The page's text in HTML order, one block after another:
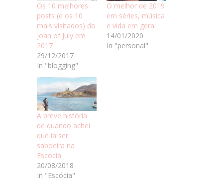
Os 10 melhores
posts (e os 10
mais visitados) do
Joan of July em
2017
29/12/2017
In "blogging"
O melhor de 2019
em séries, música
e vida em geral
14/01/2020
In "personal"
A breve história
de quando achei
que ia ser
saboeira na
Escócia
20/08/2018
In "Escócia"